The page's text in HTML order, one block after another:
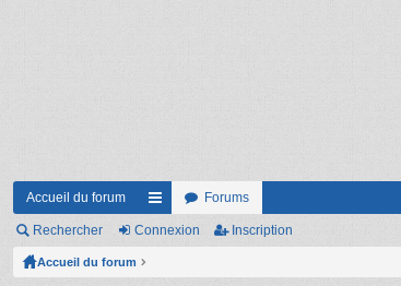
Accueil du forum
ac
Forums
Rechercher Connexion Inscription
Accueil du forum